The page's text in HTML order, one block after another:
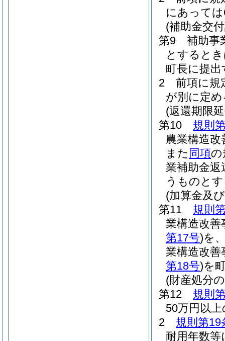
にあって
(補助金交
第9 補助事
とすると
町長に提
2 前項に規
が別に定
(返還期限
第10 規則
農業構造改
また 同項の
業補助金返
うものと
(加算金及
第11 規則
業構造改善
第17号)を
業構造改善
第18号)を
(財産処分
第12 規則
50万円以
2 規則第19
耐用年数